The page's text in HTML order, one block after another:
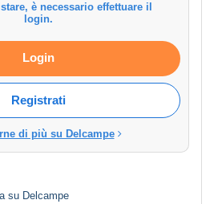
è necessario effettuare il
login.
Login
Registrati
di più su Delcampe
su Delcampe